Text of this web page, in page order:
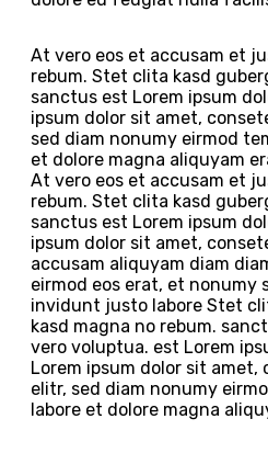
At vero eos et accusam et
rebum. Stet clita kasd
sanctus est Lorem ipsum
ipsum dolor sit amet,
sed diam nonumy eirmod
et dolore magna aliquyam
At vero eos et accusam et
rebum. Stet clita kasd
sanctus est Lorem ipsum
ipsum dolor sit amet,
accusam aliquyam diam
eirmod eos erat, et nonumy
invidunt justo labore Stet
kasd magna no rebum.
vero voluptua. est Lorem
Lorem ipsum dolor sit
elitr, sed diam nonumy
labore et dolore magna